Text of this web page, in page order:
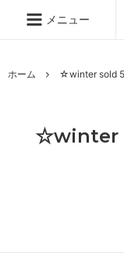
メニュー
ホーム ☆winter sold
☆winter